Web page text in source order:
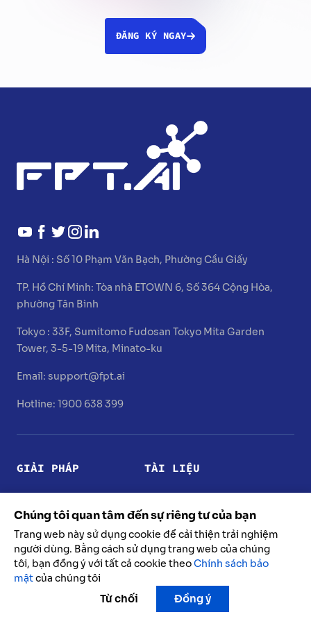
ĐĂNG KÝ NGAY
Hà Nội : Số 10 Phạm Văn Bạch, Phường Cầu Giấy
TP. Hồ Chí Minh:Tòa nhà ETOWN 6, Số 364 Cộng Hòa,
phường Tân Bình
Tokyo :33F, Sumitomo Fudosan Tokyo Mita Garden
Tower, 3-5-19 Mita, Minato-ku
Email:support@fpt.ai
Hotline: 1900 638 399
GIẢI PHÁP
khách hàng
Đội ngũ nhân sự số
Vận hành xuất sắc
Đột phá hiệu quả bán
TÀI LIỆU
Text to Speech
Speech to Text
Reader
ĐIỀU KHOẢN & CHÍNH
Chúng tôi quan tâm đến sự riêng tư của bạn
Trang web này sử dụng cookie để cải thiện trải nghiệm
người dùng. Bằng cách sử dụng trang web của chúng
tôi, bạn đồng ý với tất cả cookie theoChính sách bảo
mậtcủa chúng tôi
Từ chối Đồng ý